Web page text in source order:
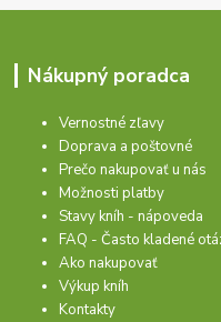
Nákupný poradca
Vernostné zľavy
Doprava a poštovné
Prečo nakupovať u nás
Možnosti platby
Stavy kníh - nápoveda
FAQ - Často kladené
Ako nakupovať
Výkup kníh
Kontakty